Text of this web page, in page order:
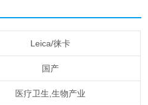
Leica/徕卡
国产
医疗卫生,生物产业